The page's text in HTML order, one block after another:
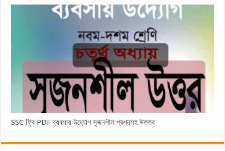
SSC ফ্রি PDF ব্যবসায় উদ্যোগ সৃজনশীল প্রশ্নসহ উত্তর